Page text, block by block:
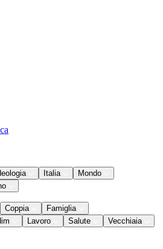
Italia
Mondo
Coppia
Famiglia
Lavoro Salute
Vecchiaia